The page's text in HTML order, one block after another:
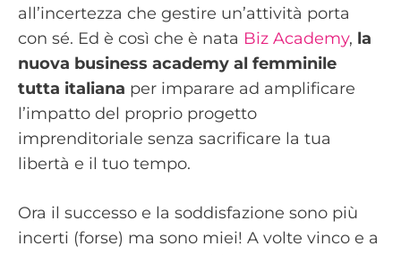
all’incertezza che gestire un’attività porta
con sé. Ed è così che è nata Biz Academy, la
nuova business academy al femminile
tutta italiana per imparare ad amplificare
l’impatto del proprio progetto
imprenditoriale senza sacrificare la tua
libertà e il tuo tempo.
Ora il successo e la soddisfazione sono più
incerti (forse) ma sono miei! A volte vinco e a